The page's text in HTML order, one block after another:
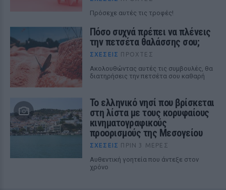
Πρόσεχε αυτές τις τροφές!
Πόσο συχνά πρέπει να πλένεις
την πετσέτα θαλάσσης σου;
ΣΧΈΣΕΙΣ ΠΡΟΧΤΈΣ
Ακολουθώντας αυτές τις συμβουλές, θα
διατηρήσεις την πετσέτα σου καθαρή
Το ελληνικό νησί που βρίσκεται
στη λίστα με τους κορυφαίους
κινηματογραφικούς
προορισμούς της Μεσογείου
ΣΧΈΣΕΙΣ ΠΡΙΝ 3 ΜΈΡΕΣ
Αυθεντική γοητεία που άντεξε στον
χρόνο